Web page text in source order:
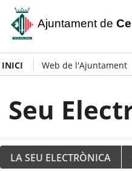
Ajuntament de
INICI Web de l'Ajuntament
Seu
LA SEU ELECTRÒNICA